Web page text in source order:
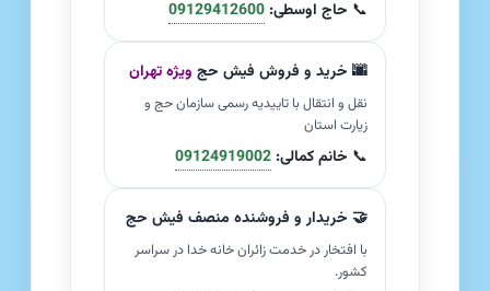
📞 حاج اوسطی: 09129412600
🌆 خرید و فروش فیش حج ویژه تهران
نقل و انتقال با تاییدیه رسمی سازمان حج و
زیارت استان
📞 خانم کمالی: 09124919002
🤝 خریدار و فروشنده منصف فیش حج
با افتخار در خدمت زائران خانه خدا در سراسر
کشور.